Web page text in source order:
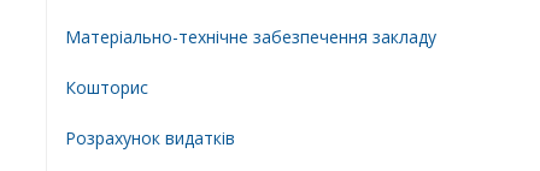
Матеріально-технічне забезпечення закладу
Кошторис
Розрахунок видатків